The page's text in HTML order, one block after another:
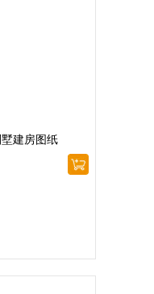
建房图纸